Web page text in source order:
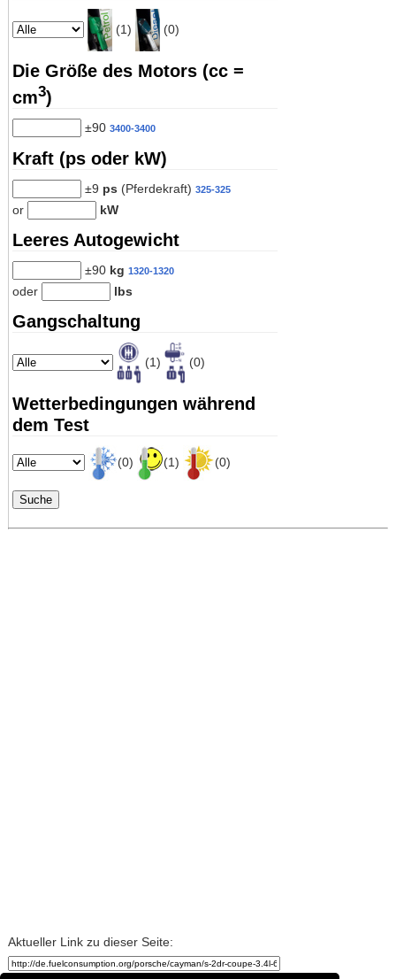
(1) (0)
Die Größe des Motors (cc =
cm3)
±90 3400-3400
Kraft (ps oder kW)
±9 ps (Pferdekraft) 325-325
or kW
Leeres Autogewicht
±90 kg 1320-1320
oder lbs
Gangschaltung
(1) (0)
Wetterbedingungen während
dem Test
(0) (1) (0)
Aktueller Link zu dieser Seite: